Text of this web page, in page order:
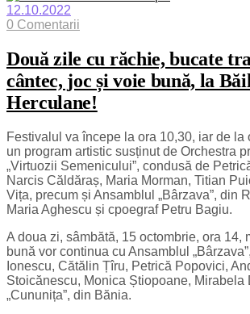
12.10.2022
0 Comentarii
Două zile cu răchie, bucate
cântec, joc și voie bună, la
Herculane!
Festivalul va începe la ora 10,30, iar de la
un program artistic susținut de Orchestra
„Virtuozii Semenicului”, condusă de
Narcis Căldăraș, Maria Morman, Titian
Vița, precum și Ansamblul „Bârzava”, din
Maria Aghescu și cpoegraf Petru Bagiu.
A doua zi, sâmbătă, 15 octombrie, ora 14,
bună vor continua cu Ansamblul
Ionescu, Cătălin Țîru, Petrică Popovici,
Stoicănescu, Monica Știopoane, Mirabela
„Cununița”, din Bănia.